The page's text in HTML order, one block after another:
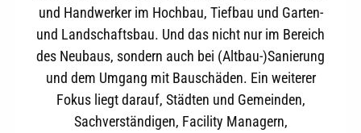
und Handwerker im Hochbau, Tiefbau und Garten-
und Landschaftsbau. Und das nicht nur im Bereich
des Neubaus, sondern auch bei (Altbau-)Sanierung
und dem Umgang mit Bauschäden. Ein weiterer
Fokus liegt darauf, Städten und Gemeinden,
Sachverständigen, Facility Managern,